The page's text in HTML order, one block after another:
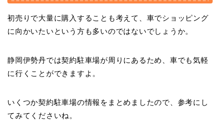
初売りで大量に購入することも考えて、車でショッピング
に向かいたいという方も多いのではないでしょうか。
静岡伊勢丹では契約駐車場が周りにあるため、車でも気軽
に行くことができますよ。
いくつか契約駐車場の情報をまとめましたので、参考にし
てみてくださいね。